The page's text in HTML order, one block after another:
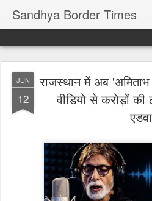
Sandhya Border Times
JUN
12
राजस्थान में अब
वीडियो से करोड़ों